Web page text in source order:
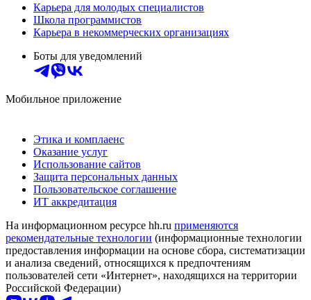
Карьера для молодых специалистов
Школа программистов
Карьера в некоммерческих организациях
Боты для уведомлений
Мобильное приложение
Этика и комплаенс
Оказание услуг
Использование сайтов
Защита персональных данных
Пользовательское соглашение
ИТ аккредитация
На информационном ресурсе hh.ru применяются
рекомендательные технологии (информационные технологии
предоставления информации на основе сбора, систематизации
и анализа сведений, относящихся к предпочтениям
пользователей сети «Интернет», находящихся на территории
Российской Федерации)